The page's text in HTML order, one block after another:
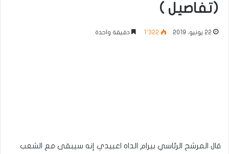
(تفاصيل )
22 يونيو، 2019 1٬322 دقيقة واحدة
قال المرشح الرئاسي بيرام الداه اعبيدي إنه سيبقى مع الشعب